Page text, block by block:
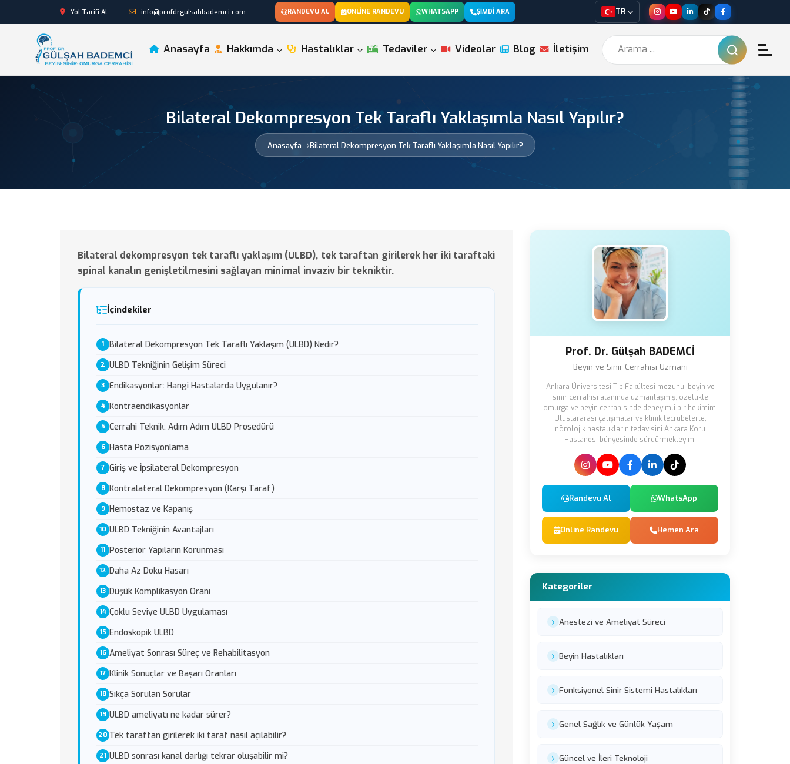
Yol Tarifi Al info@profdrgulsahbademci.com RANDEVU AL ONLINE RANDEVU WHATSAPP ŞIMDI ARA TR
Anasayfa Hakkımda Hastalıklar Tedaviler Videolar Blog İletişim
Bilateral Dekompresyon Tek Taraflı Yaklaşımla Nasıl Yapılır?
Anasayfa Bilateral Dekompresyon Tek Taraflı Yaklaşımla Nasıl Yapılır?
Bilateral dekompresyon tek taraflı yaklaşım (ULBD), tek taraftan girilerek her iki taraftaki
spinal kanalın genişletilmesini sağlayan minimal invaziv bir tekniktir.
İçindekiler
Bilateral Dekompresyon Tek Taraflı Yaklaşım (ULBD) Nedir?
ULBD Tekniğinin Gelişim Süreci
Endikasyonlar: Hangi Hastalarda Uygulanır?
Kontraendikasyonlar
Cerrahi Teknik: Adım Adım ULBD Prosedürü
Hasta Pozisyonlama
Giriş ve İpsilateral Dekompresyon
Kontralateral Dekompresyon (Karşı Taraf)
Hemostaz ve Kapanış
ULBD Tekniğinin Avantajları
Posterior Yapıların Korunması
Daha Az Doku Hasarı
Düşük Komplikasyon Oranı
Çoklu Seviye ULBD Uygulaması
Endoskopik ULBD
Ameliyat Sonrası Süreç ve Rehabilitasyon
Klinik Sonuçlar ve Başarı Oranları
Sıkça Sorulan Sorular
ULBD ameliyatı ne kadar sürer?
Tek taraftan girilerek iki taraf nasıl açılabilir?
ULBD sonrası kanal darlığı tekrar oluşabilir mi?
Prof. Dr. Gülşah BADEMCİ
Beyin ve Sinir Cerrahisi Uzmanı
Ankara Üniversitesi Tıp Fakültesi mezunu, beyin ve
sinir cerrahisi alanında uzmanlaşmış, özellikle
omurga ve beyin cerrahisinde deneyimli bir hekimim.
Uluslararası çalışmalar ve klinik tecrübelerle,
nörolojik hastalıkların tedavisini Ankara Koru
Hastanesi bünyesinde sürdürmekteyim.
Randevu Al WhatsApp
Online Randevu Hemen Ara
Kategoriler
Anestezi ve Ameliyat Süreci
Beyin Hastalıkları
Fonksiyonel Sinir Sistemi Hastalıkları
Genel Sağlık ve Günlük Yaşam
Güncel ve İleri Teknoloji